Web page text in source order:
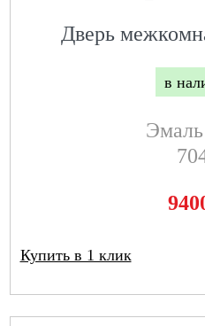
Дверь
в
Купить в 1 клик